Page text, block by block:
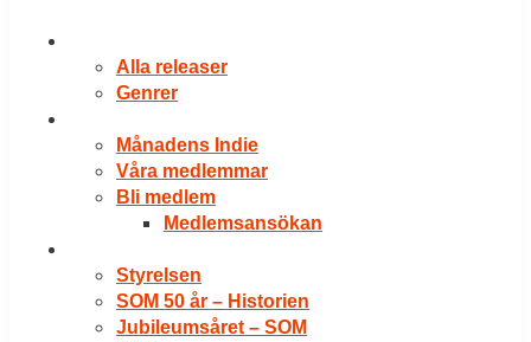
Alla releaser
Genrer
Månadens Indie
Våra medlemmar
Bli medlem
Medlemsansökan
Styrelsen
SOM 50 år – Historien
Jubileumsåret – SOM